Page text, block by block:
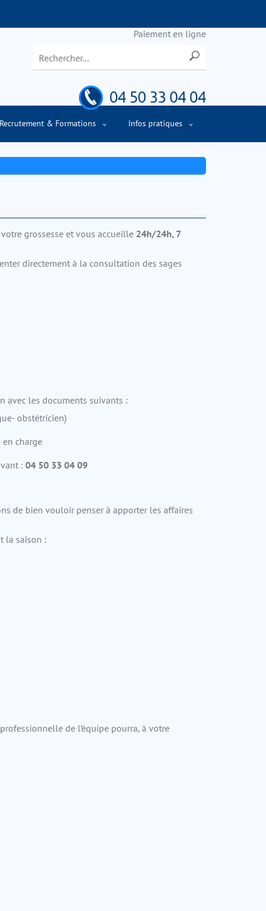
Paiement en ligne
04 50 33 04 04
Recrutement & Formations Infos pratiques
grossesse et vous accueille24h/24h, 7
directement à la consultation des sages
avec les documents suivants :
obstétricien)
charge
: 04 50 33 04 09
de bien vouloir penser à apporter les affaires
la saison :
de l’équipe pourra, à votre